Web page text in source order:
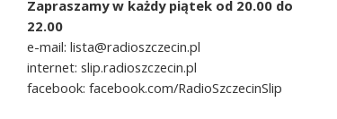
Zapraszamy w każdy piątek od 20.00 do
22.00
e-mail: lista@radioszczecin.pl
internet: slip.radioszczecin.pl
facebook: facebook.com/RadioSzczecinSlip